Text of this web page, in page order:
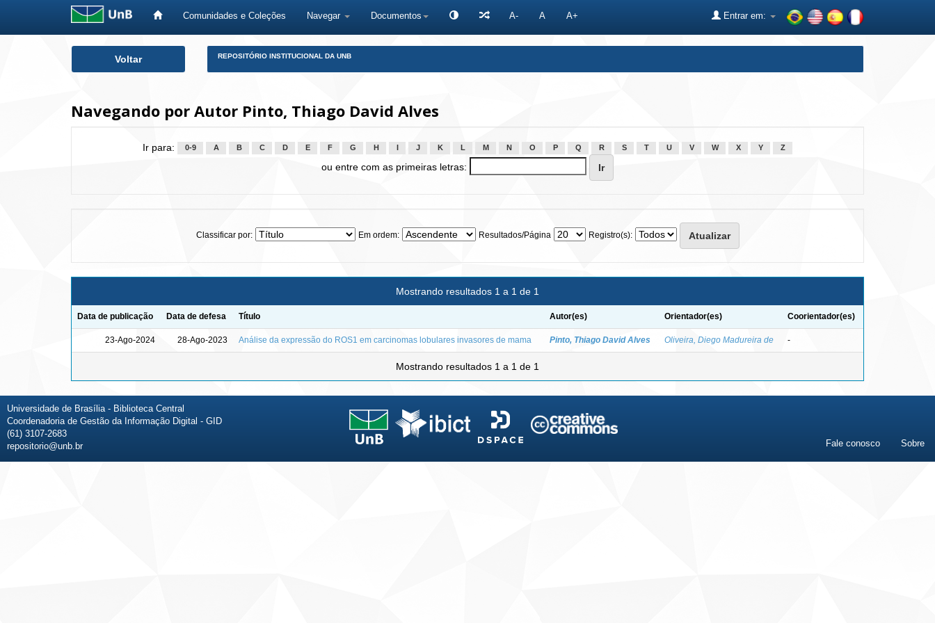
Comunidades e Coleções Navegar Documentos A- A A+ Entrar em:
Voltar REPOSITÓRIO INSTITUCIONAL DA UNB
Navegando por Autor Pinto, Thiago David Alves
Ir para: 0-9 A B C D E F G H J K L M N O P Q R S T U V W X Y Z
ou entre com as primeiras letras:
Classificar por: Em ordem: Resultados/Página Registro(s):
Mostrando resultados 1 a 1 de 1
Data de publicação Data de defesa Título Autor(es) Orientador(es) Coorientador(es)
23-Ago-2024 28-Ago-2023 Análise da expressão do ROS1 em carcinomas lobulares invasores de mama Pinto, Thiago David Alves Oliveira, Diego Madureira de -
Mostrando resultados 1 a 1 de 1
Universidade de Brasília - Biblioteca Central
Coordenadoria de Gestão da Informação Digital - GID
(61) 3107-2683
repositorio@unb.br
Fale conosco Sobre